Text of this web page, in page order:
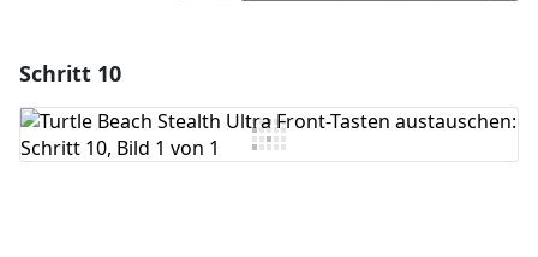
Kommentar hinzufügen
Schritt 10